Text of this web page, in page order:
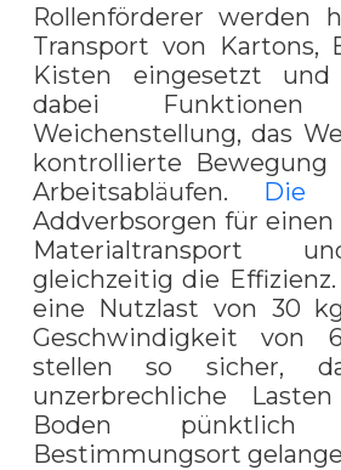
Rollenförderer werden
Transport von Kartons,
Kisten eingesetzt und
dabei
Weichenstellung, das
kontrollierte Bewegung
Arbeitsabläufen.
Die
Addverbsorgen für
Materialtransport
gleichzeitig die
eine Nutzlast von 30
Geschwindigkeit von
stellen so sicher,
unzerbrechliche
Boden
Bestimmungsort